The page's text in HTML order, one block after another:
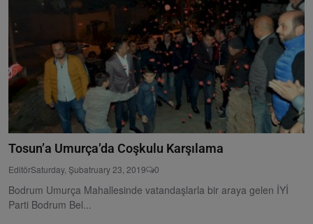
Tosun’a Umurça’da Coşkulu Karşılama
EditörSaturday, Şubatruary 23, 2019 0
Bodrum Umurça Mahallesinde vatandaşlarla bir araya gelen İYİ
Parti Bodrum Bel...